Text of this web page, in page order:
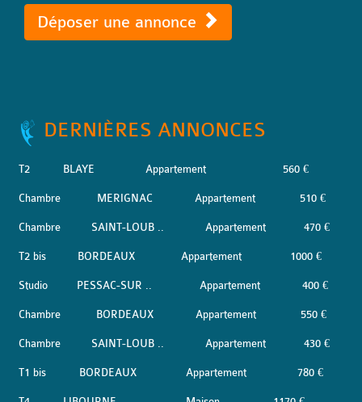
Déposer une annonce
DERNIÈRES ANNONCES
T2 BLAYE Appartement 560 €
Chambre MERIGNAC Appartement 510 €
Chambre SAINT-LOUB .. Appartement 470 €
T2 bis BORDEAUX Appartement 1000 €
Studio PESSAC-SUR .. Appartement 400 €
Chambre BORDEAUX Appartement 550 €
Chambre SAINT-LOUB .. Appartement 430 €
T1 bis BORDEAUX Appartement 780 €